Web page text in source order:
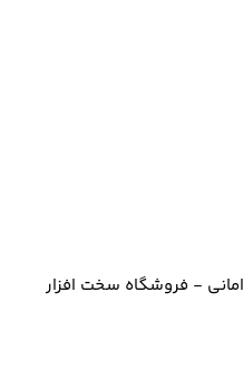
- فروشگاه سخت افزار